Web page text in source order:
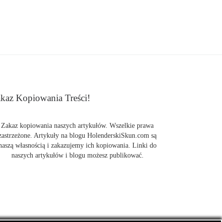
Kopiowania Treści!
Zakaz kopiowania naszych artykułów. Wszelkie prawa
Artykuły na blogu HolenderskiSkun.com są
własnością i zakazujemy ich kopiowania. Linki do
naszych artykułów i blogu możesz publikować.